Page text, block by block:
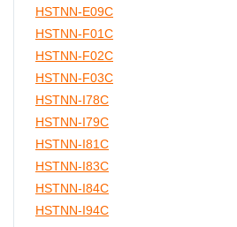
HSTNN-E09C
HSTNN-F01C
HSTNN-F02C
HSTNN-F03C
HSTNN-I78C
HSTNN-I79C
HSTNN-I81C
HSTNN-I83C
HSTNN-I84C
HSTNN-I94C